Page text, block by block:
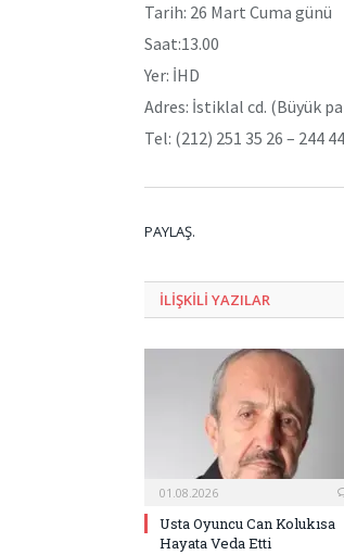
Tarih: 26 Mart Cuma günü
Saat:13.00
Yer: İHD
Adres: İstiklal cd. (Büyük
Tel: (212) 251 35 26 – 244
PAYLAŞ.
ILIŞKILI YAZILAR
01.08.2026
Usta Oyuncu Can Kolukısa
Hayata Veda Etti